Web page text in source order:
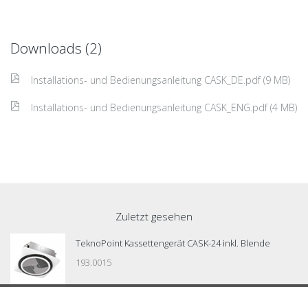
Downloads (2)
Installations- und Bedienungsanleitung CASK_DE.pdf (9 MB)
Installations- und Bedienungsanleitung CASK_ENG.pdf (4 MB)
Zuletzt gesehen
TeknoPoint Kassettengerät CASK-24 inkl. Blende
193.0015